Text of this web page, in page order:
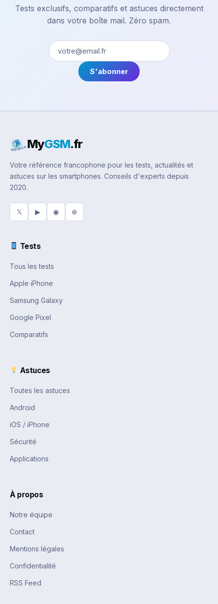
Tests exclusifs, comparatifs et astuces directement
dans votre boîte mail. Zéro spam.
S'abonner
MyGSM.fr
Votre référence francophone pour les tests, actualités et
astuces sur les smartphones. Conseils d'experts depuis
2020.
𝕏 ▶ ◉ ⊕
Tests
Tous les tests
Apple iPhone
Samsung Galaxy
Google Pixel
Comparatifs
Astuces
Toutes les astuces
Android
iOS / iPhone
Sécurité
Applications
À propos
Notre équipe
Contact
Mentions légales
Confidentialité
RSS Feed